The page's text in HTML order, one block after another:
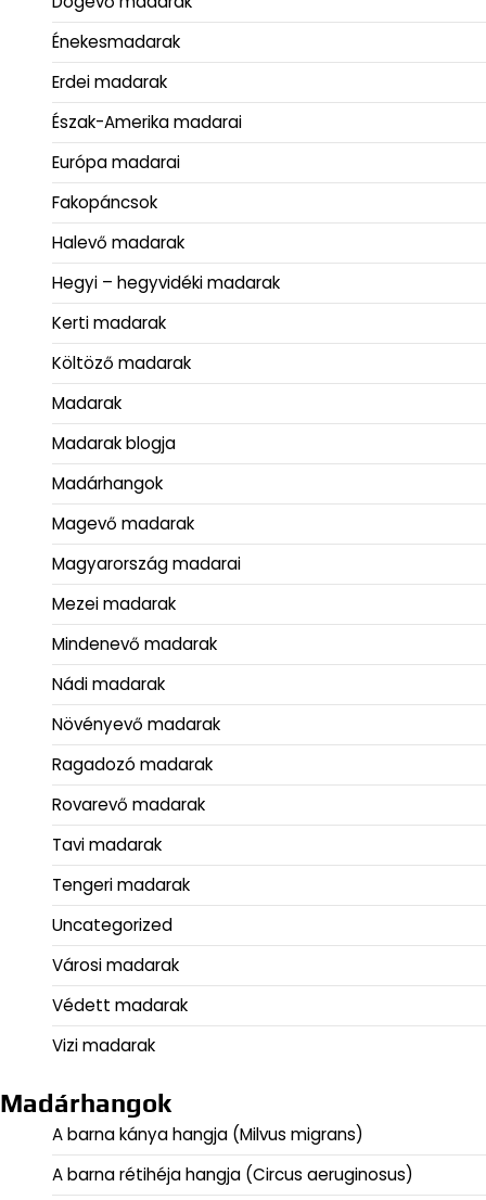
Énekesmadarak
Erdei madarak
Észak-Amerika madarai
Európa madarai
Fakopáncsok
Halevő madarak
Hegyi – hegyvidéki madarak
Kerti madarak
Költöző madarak
Madarak
Madarak blogja
Madárhangok
Magevő madarak
Magyarország madarai
Mezei madarak
Mindenevő madarak
Nádi madarak
Növényevő madarak
Ragadozó madarak
Rovarevő madarak
Tavi madarak
Tengeri madarak
Uncategorized
Városi madarak
Védett madarak
Vizi madarak
Madárhangok
A barna kánya hangja (Milvus migrans)
A barna rétihéja hangja (Circus aeruginosus)